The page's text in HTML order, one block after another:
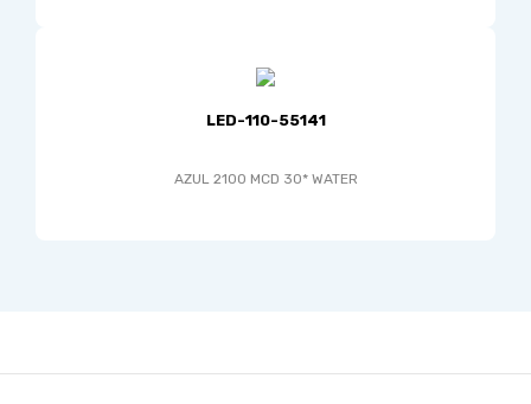
LED-110-55141
AZUL 2100 MCD 30* WATER